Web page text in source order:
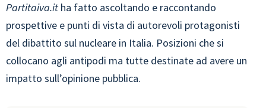
Partitaiva.it ha fatto ascoltando e raccontando
prospettive e punti di vista di autorevoli protagonisti
del dibattito sul nucleare in Italia. Posizioni che si
collocano agli antipodi ma tutte destinate ad avere un
impatto sull’opinione pubblica.